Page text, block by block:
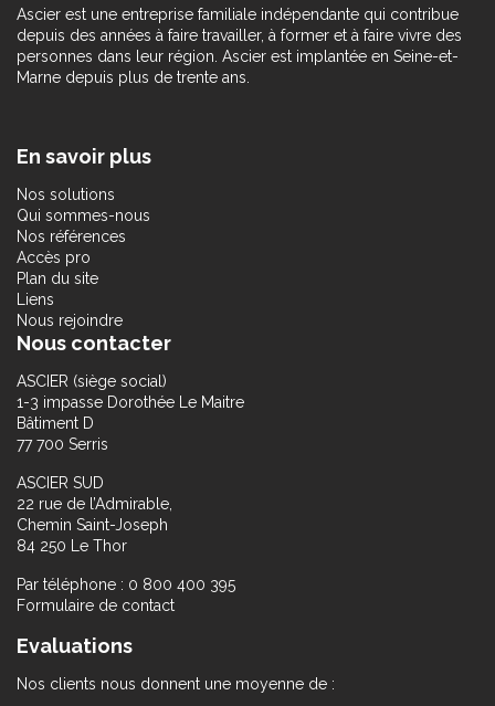
Ascier est une entreprise familiale indépendante qui contribue
depuis des années à faire travailler, à former et à faire vivre des
personnes dans leur région. Ascier est implantée en Seine-et-
Marne depuis plus de trente ans.
En savoir plus
Nos solutions
Qui sommes-nous
Nos références
Accès pro
Plan du site
Liens
Nous rejoindre
Nous contacter
ASCIER (siège social)
1-3 impasse Dorothée Le Maitre
Bâtiment D
77 700 Serris
ASCIER SUD
22 rue de l’Admirable,
Chemin Saint-Joseph
84 250 Le Thor
Par téléphone : 0 800 400 395
Formulaire de contact
Evaluations
Nos clients nous donnent une moyenne de :